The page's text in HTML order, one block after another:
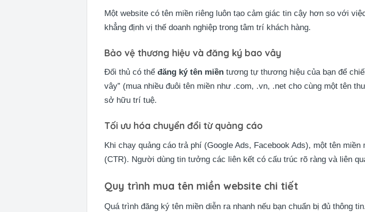
Một website có tên miền riêng luôn tạo cảm giác tin cậy hơn so với
khẳng định vị thế doanh nghiệp trong tâm trí khách hàng.
Bảo vệ thương hiệu và đăng ký bao vây
Đối thủ có thểđăng ký tên miền tương tự thương hiệu của bạn để
vây” (mua nhiều đuôi tên miền như .com, .vn, .net cho cùng một tên
sở hữu trí tuệ.
Tối ưu hóa chuyển đổi từ quảng cáo
Khi chạy quảng cáo trả phí (Google Ads, Facebook Ads), một tên
(CTR). Người dùng tin tưởng các liên kết có cấu trúc rõ ràng và liên
Quy trình mua tên miền website chi tiết
Quá trình đăng ký tên miền diễn ra nhanh nếu bạn chuẩn bị đủ thông